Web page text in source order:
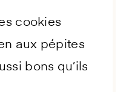
cookies
aux pépites
bons qu’ils